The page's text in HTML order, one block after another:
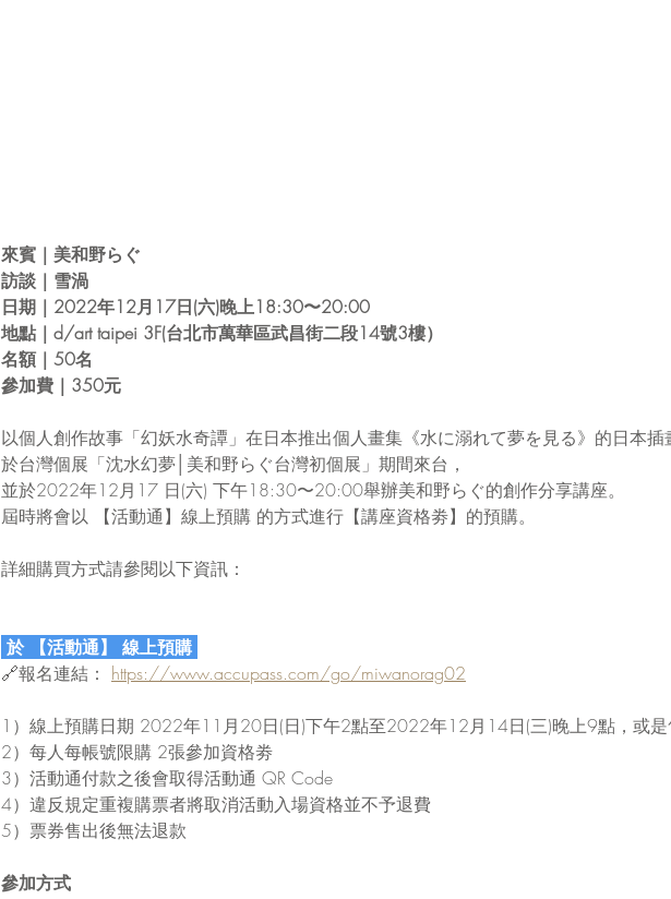
來賓｜美和野らぐ
訪談｜雪渦
日期｜2022年12月17日(六)晚上18:30〜20:00
地點｜d/art taipei 3F(台北市萬華區武昌街二段14號3樓）
名額｜50名
參加費｜350元
以個人創作故事「幻妖水奇譚」在日本推出個人畫集《水に溺れて夢を見る》的日本
於台灣個展「沈水幻夢│美和野らぐ台灣初個展」期間來台，
並於2022年12月17 日(六) 下午18:30〜20:00舉辦美和野らぐ的創作分享講座。
屆時將會以 【活動通】線上預購 的方式進行【講座資格劵】的預購。
詳細購買方式請參閱以下資訊：
於 【活動通】 線上預購
🔗報名連結： https://www.accupass.com/go/miwanorag02
1）線上預購日期 2022年11月20日(日)下午2點至2022年12月14日(三)晚上9點，或
2）每人每帳號限購 2張參加資格劵
3）活動通付款之後會取得活動通 QR Code
4）違反規定重複購票者將取消活動入場資格並不予退費
5）票券售出後無法退款
參加方式